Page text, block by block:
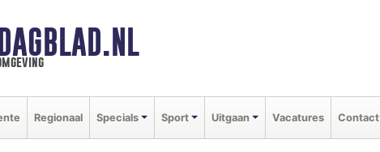
Regionaal Specials Sport Uitgaan Vacatures Contact